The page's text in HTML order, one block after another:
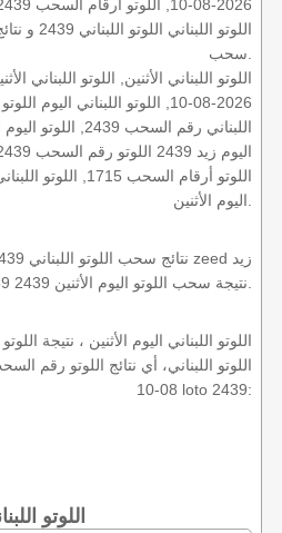
اللوتو
اللوتو اللبناني الأثنين, اللوتو اللبناني
2026-08-10, اللوتو اللبناني
اللبناني رقم السحب
08-10 loto 2439:
اللوتو